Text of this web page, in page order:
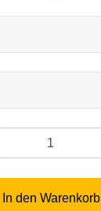
In den Warenkorb